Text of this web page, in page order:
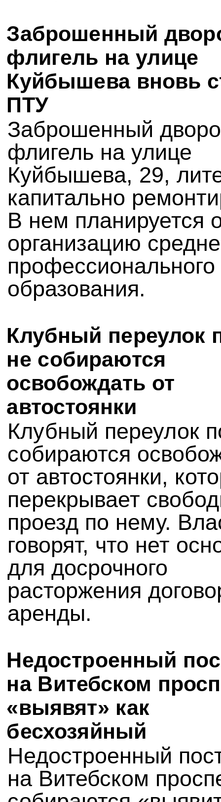
Заброшенный
флигель на улице
Куйбышева вновь
ПТУ
Заброшенный
флигель на улице
Куйбышева, 29,
капитально
В нем планируется
организацию
профессионального
образования.
Клубный переулок
не собираются
освобождать от
автостоянки
Клубный переулок
собираются
от автостоянки,
перекрывает
проезд по нему.
говорят, что нет
для досрочного
расторжения
аренды.
Недостроенный
на Витебском
«выявят» как
бесхозяйный
Недостроенный
на Витебском